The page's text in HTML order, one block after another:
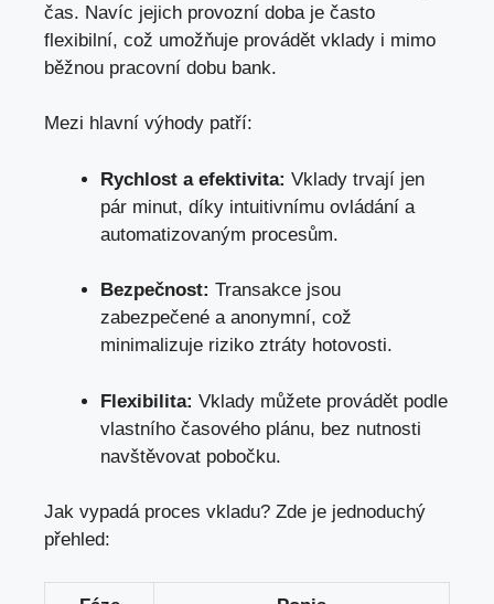
čas. Navíc jejich provozní doba je často
flexibilní, což umožňuje provádět vklady i mimo
běžnou pracovní dobu bank.
Mezi hlavní výhody patří:
Rychlost a efektivita: Vklady trvají jen
pár minut, díky intuitivnímu ovládání a
automatizovaným procesům.
Bezpečnost: Transakce jsou
zabezpečené a anonymní, což
minimalizuje riziko ztráty hotovosti.
Flexibilita: Vklady můžete provádět podle
vlastního časového plánu, bez nutnosti
navštěvovat pobočku.
Jak vypadá proces vkladu? Zde je jednoduchý
přehled: